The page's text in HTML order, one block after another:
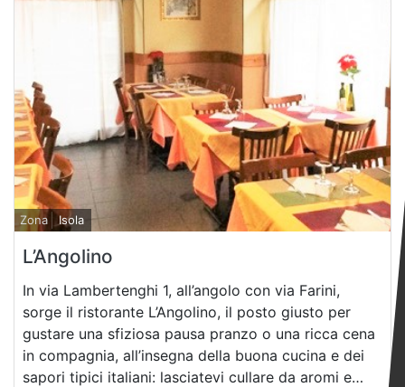
Zona Isola
L’Angolino
In via Lambertenghi 1, all’angolo con via Farini,
sorge il ristorante L’Angolino, il posto giusto per
gustare una sfiziosa pausa pranzo o una ricca cena
in compagnia, all’insegna della buona cucina e dei
sapori tipici italiani: lasciatevi cullare da aromi e